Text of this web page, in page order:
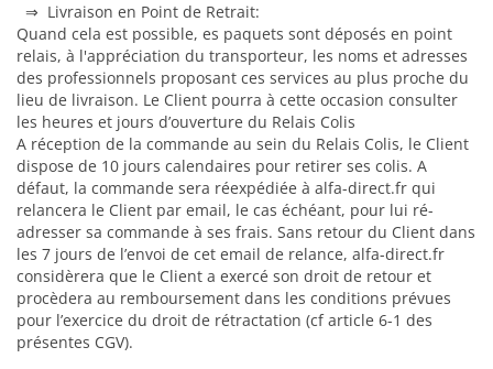
⇒ Livraison en Point de Retrait:
Quand cela est possible, es paquets sont déposés en point
relais, à l'appréciation du transporteur, les noms et adresses
des professionnels proposant ces services au plus proche du
lieu de livraison. Le Client pourra à cette occasion consulter
les heures et jours d’ouverture du Relais Colis
A réception de la commande au sein du Relais Colis, le Client
dispose de 10 jours calendaires pour retirer ses colis. A
défaut, la commande sera réexpédiée à alfa-direct.fr qui
relancera le Client par email, le cas échéant, pour lui ré-
adresser sa commande à ses frais. Sans retour du Client dans
les 7 jours de l’envoi de cet email de relance, alfa-direct.fr
considèrera que le Client a exercé son droit de retour et
procèdera au remboursement dans les conditions prévues
pour l’exercice du droit de rétractation (cf article 6-1 des
présentes CGV).